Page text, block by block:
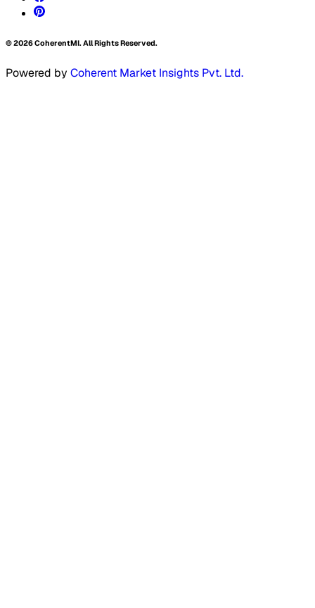
©2026CoherentMI. All Rights Reserved.
Powered by Coherent Market Insights Pvt. Ltd.